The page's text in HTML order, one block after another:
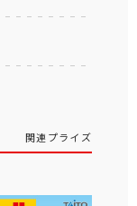
関連プライズ